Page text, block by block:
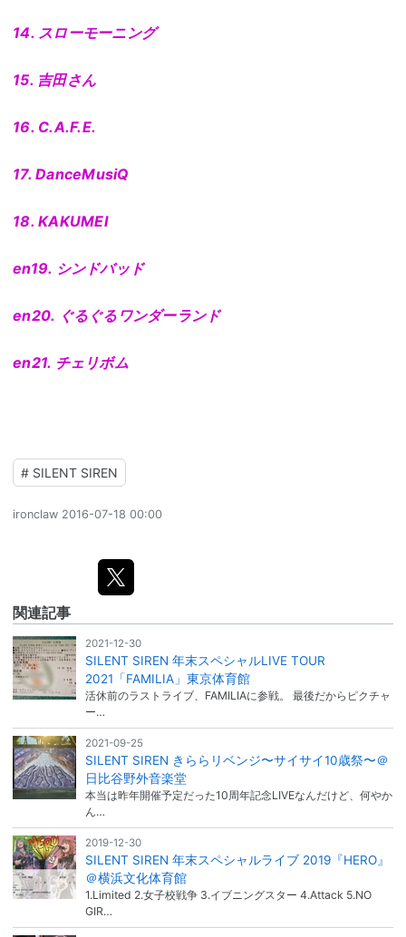
14. スローモーニング
15. 吉田さん
16. C.A.F.E.
17. DanceMusiQ
18. KAKUMEI
en19. シンドバッド
en20. ぐるぐるワンダーランド
en21. チェリボム
# SILENT SIREN
ironclaw 2016-07-18 00:00
関連記事
2021-12-30
SILENT SIREN 年末スペシャルLIVE TOUR
2021「FAMILIA」東京体育館
活休前のラストライブ、FAMILIAに参戦。 最後だからピクチャ
ー…
2021-09-25
SILENT SIREN きららリベンジ〜サイサイ10歳祭〜＠
日比谷野外音楽堂
本当は昨年開催予定だった10周年記念LIVEなんだけど、何やか
ん…
2019-12-30
SILENT SIREN 年末スペシャルライブ 2019『HERO』
＠横浜文化体育館
1.Limited 2.女子校戦争 3.イブニングスター 4.Attack 5.NO
GIR…